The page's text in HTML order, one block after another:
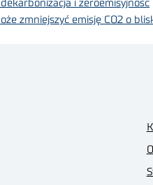
i zeroemisyjność
zmniejszyć emisję CO2 o